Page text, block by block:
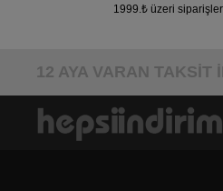
1999.₺ üzeri
12 AYA VARAN TAKSİT